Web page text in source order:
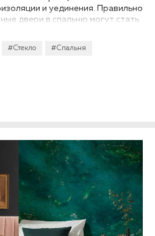
#Стекло #Спальня
и уединения. Правильно
двери в спальню могут стать